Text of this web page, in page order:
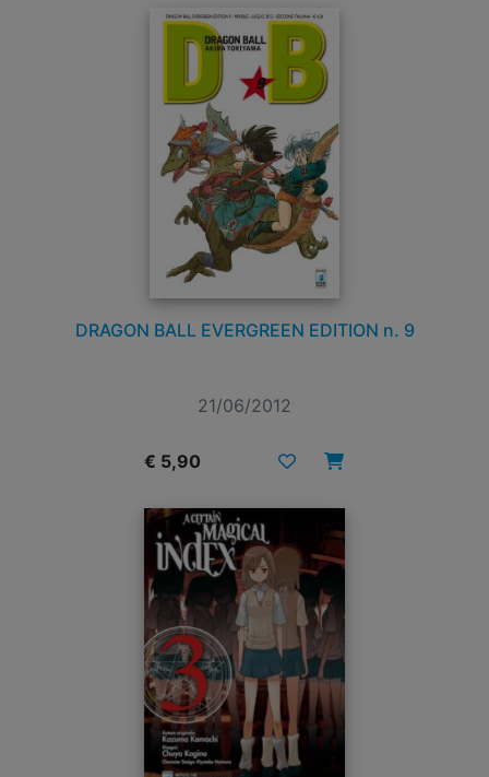
DRAGON BALL EVERGREEN EDITION n. 9
21/06/2012
€ 5,90